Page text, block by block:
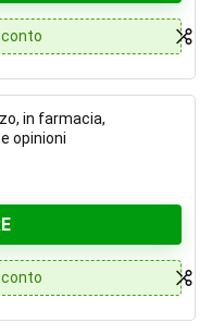
in farmacia,
opinioni